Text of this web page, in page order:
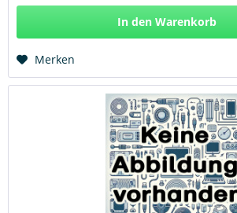
In den Warenkorb
Merken